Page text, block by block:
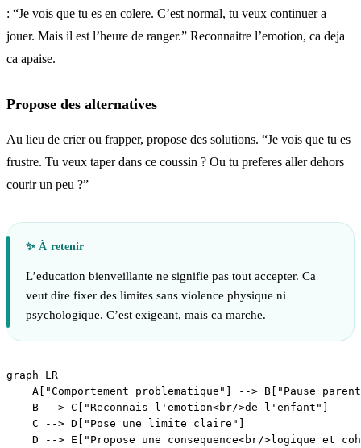
: “Je vois que tu es en colere. C’est normal, tu veux continuer a
jouer. Mais il est l’heure de ranger.” Reconnaitre l’emotion, ca deja
ca apaise.
Propose des alternatives
Au lieu de crier ou frapper, propose des solutions. “Je vois que tu es
frustre. Tu veux taper dans ce coussin ? Ou tu preferes aller dehors
courir un peu ?”
L’education bienveillante ne signifie pas tout accepter. Ca
veut dire fixer des limites sans violence physique ni
psychologique. C’est exigeant, mais ca marche.
graph LR
A["Comportement problematique"] --> B["Pause
    B --> C["Reconnais l'emotion<br/>de l'enfant"]
    C --> D["Pose une limite claire"]
D --> E["Propose une consequence<br/>logique et